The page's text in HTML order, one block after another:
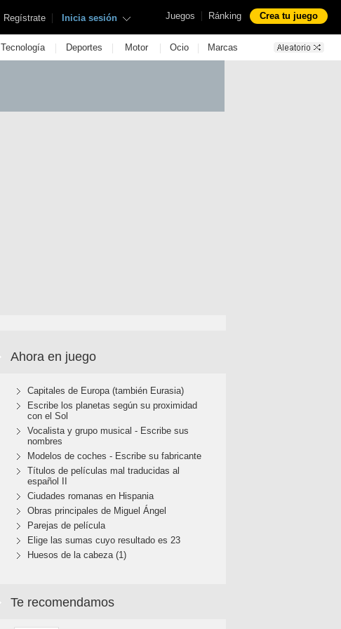
Juegos | Ránking Crea tu juego
Regístrate | Inicia sesión
Tecnología | Deportes | Motor | Ocio | Marcas
Ahora en juego
Capitales de Europa (también Eurasia)
Escribe los planetas según su proximidad
con el Sol
Vocalista y grupo musical - Escribe sus
nombres
Modelos de coches - Escribe su fabricante
Títulos de películas mal traducidas al
español II
Ciudades romanas en Hispania
Obras principales de Miguel Ángel
Parejas de película
Elige las sumas cuyo resultado es 23
Huesos de la cabeza (1)
Te recomendamos